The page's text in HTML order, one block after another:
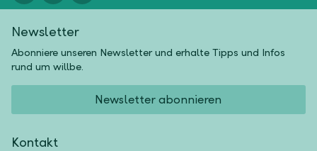
Newsletter
Abonniere unseren Newsletter und erhalte Tipps und Infos
rund um willbe.
Newsletter abonnieren
Kontakt